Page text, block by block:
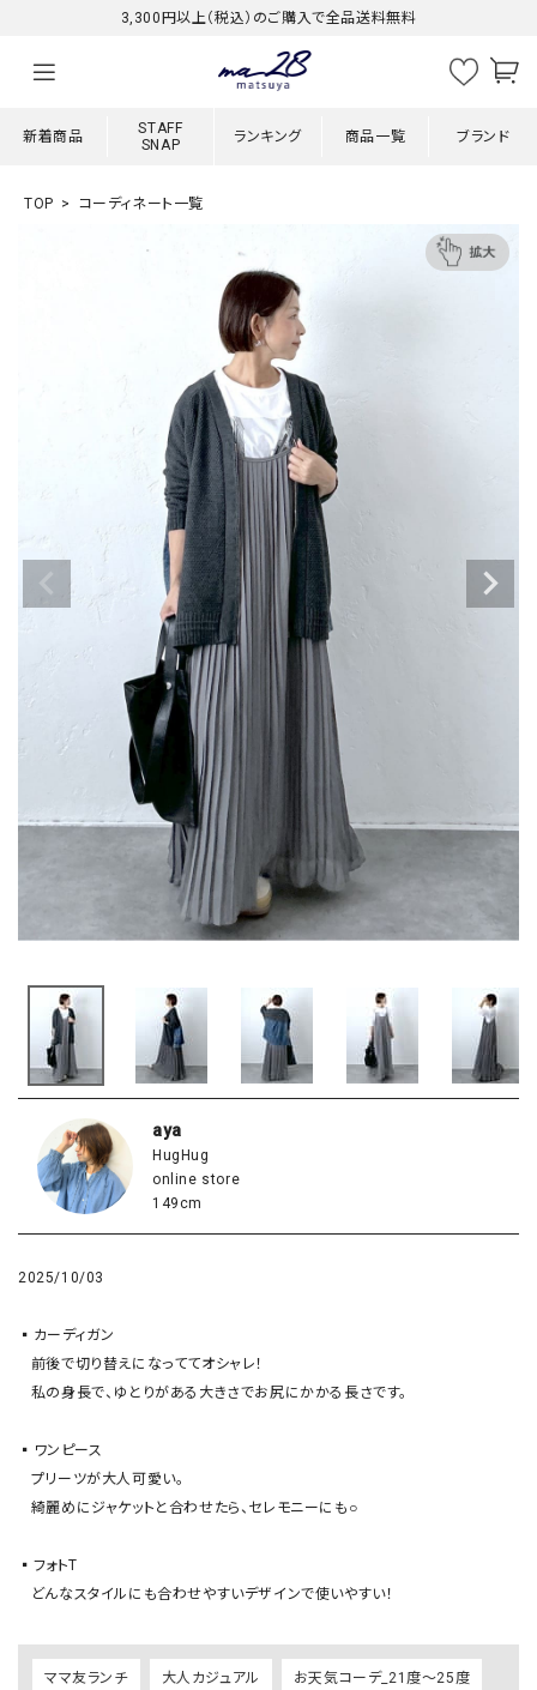
3,300円以上（税込）のご購入で全品送料無料
新着商品
STAFF
SNAP
ランキング 商品一覧 ブランド
TOP コーディネート一覧
aya
HugHug
online store
149cm
2025/10/03
▪️カーディガン
▪️ワンピース
▪️フォトT
   どんなスタイルにも合わせやすいデザインで使いやすい！
ママ友ランチ 大人カジュアル お天気コーデ_21度～25度